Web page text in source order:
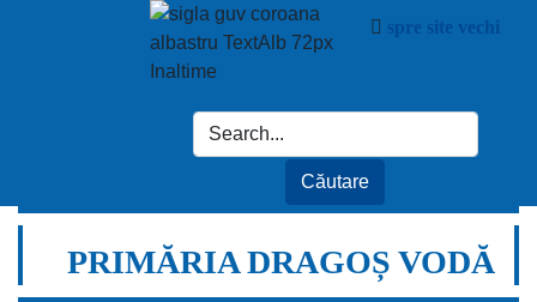
spre site vechi
PRIMĂRIA DRAGOȘ VODĂ